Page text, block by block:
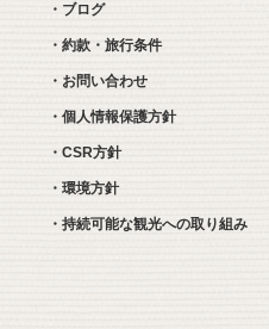
・ブログ
・約款・旅行条件
・お問い合わせ
・個人情報保護方針
・CSR方針
・環境方針
・持続可能な観光への取り組み